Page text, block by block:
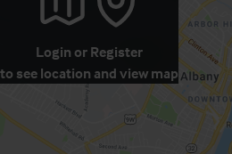
Login or Register
to see location and view map